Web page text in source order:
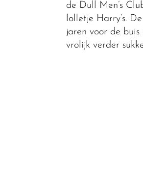
de Dull Men’s
lolletje Harry’s.
jaren voor de
vrolijk verder